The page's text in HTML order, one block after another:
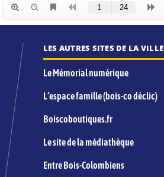
LES AUTRES SITES DE LA VILLE
Le Mémorial numérique
L’espace famille (bois-co déclic)
Boiscoboutiques.fr
Le site de la médiathèque
Entre Bois-Colombiens